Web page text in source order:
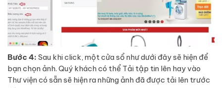
Bước 4: Sau khi click, một cửa sổ như dưới đây sẽ hiện để
bạn chọn ảnh. Quý khách có thể Tải tập tin lên hay vào
Thư viện có sẵn sẽ hiện ra những ảnh đã được tải lên trước